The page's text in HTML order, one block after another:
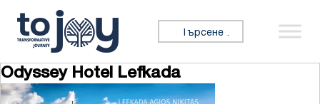
Премини към съдържанието
Търсене за:
Odyssey Hotel Lefkada